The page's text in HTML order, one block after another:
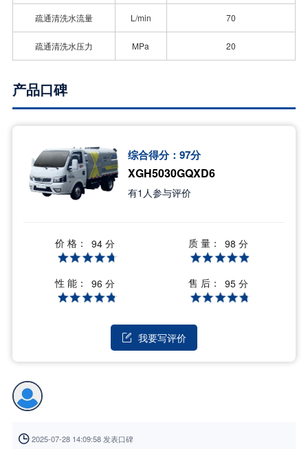
疏通清洗水流量 L/min 70
疏通清洗水压力 MPa 20
产品口碑
综合得分： 97分
XGH5030GQXD6
有1 人参与评价
价 格： 94 分 质 量： 98 分
性 能： 96 分 售 后： 95 分
 我要写评价
 2025-07-28 14:09:58 发表口碑